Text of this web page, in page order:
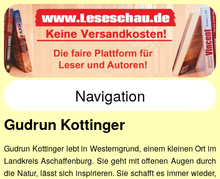
Navigation
Gudrun Kottinger
Gudrun Kottinger lebt in Westerngrund, einem kleinen Ort im
Landkreis Aschaffenburg. Sie geht mit offenen Augen durch
die Natur, lässt sich inspirieren. Sie schafft es immer wieder,